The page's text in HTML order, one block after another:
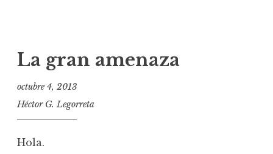
t
La gran amenaza
octubre 4, 2013
Héctor G. Legorreta
Hola.